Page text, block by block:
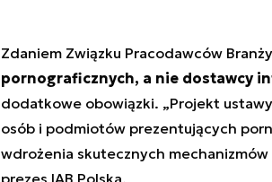
Zdaniem Związku Pracodawców
pornograficznych, a nie dostawcy
dodatkowe obowiązki. „Projekt
osób i podmiotów prezentujących
wdrożenia skutecznych